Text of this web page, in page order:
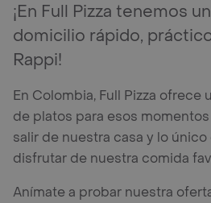
¡En Full Pizza tenemos
domicilio rápido,
Rappi!
En Colombia, Full Pizza ofrece
de platos para esos
salir de nuestra casa y lo
disfrutar de nuestra comida
Anímate a probar nuestra